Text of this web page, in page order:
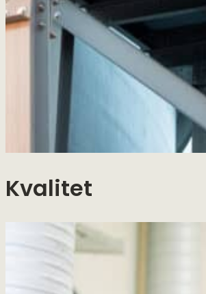
Kvalitet